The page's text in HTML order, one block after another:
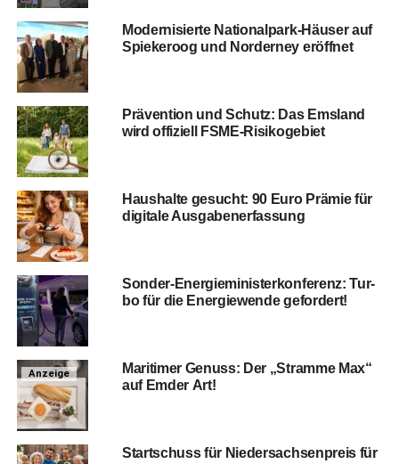
Moder­ni­sier­te Natio­nal­park-Häu­ser auf
Spie­ker­oog und Nor­der­ney eröffnet
Prä­ven­ti­on und Schutz: Das Ems­land
wird offi­zi­ell FSME-Risikogebiet
Haus­hal­te gesucht: 90 Euro Prä­mie für
digi­ta­le Ausgabenerfassung
Son­der-Ener­gie­mi­nis­ter­kon­fe­renz: Tur­
bo für die Ener­gie­wen­de gefordert!
Anzeige
Mari­ti­mer Genuss: Der „Stram­me Max“
auf Emder Art!
Start­schuss für Nie­der­sach­sen­preis für